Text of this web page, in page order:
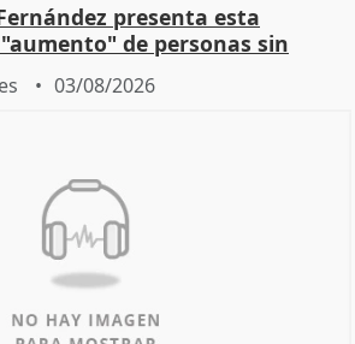
presenta esta
de personas sin
03/08/2026